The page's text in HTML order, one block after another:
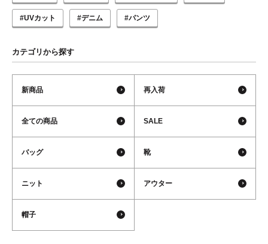
#UVカット #デニム #パンツ
カテゴリから探す
新商品 再入荷
全ての商品 SALE
バッグ 靴
ニット アウター
帽子